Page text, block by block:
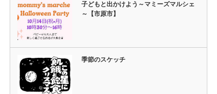
子どもと出かけよう～マミーズマルシェ
～【市原市】
季節のスケッチ